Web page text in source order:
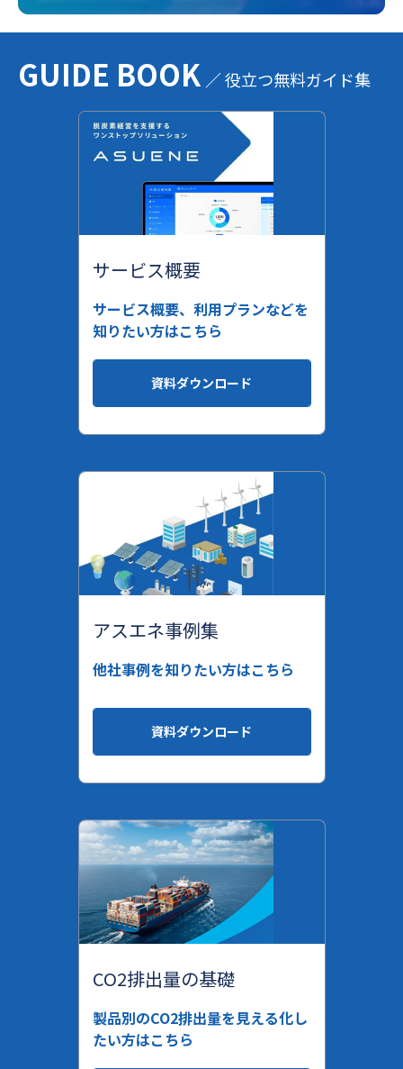
GUIDE BOOK ／ 役立つ無料ガイド集
サービス概要
サービス概要、利用プランなどを
知りたい方はこちら
資料ダウンロード
アスエネ事例集
他社事例を知りたい方はこちら
資料ダウンロード
CO2排出量の基礎
製品別のCO2排出量を見える化し
たい方はこちら